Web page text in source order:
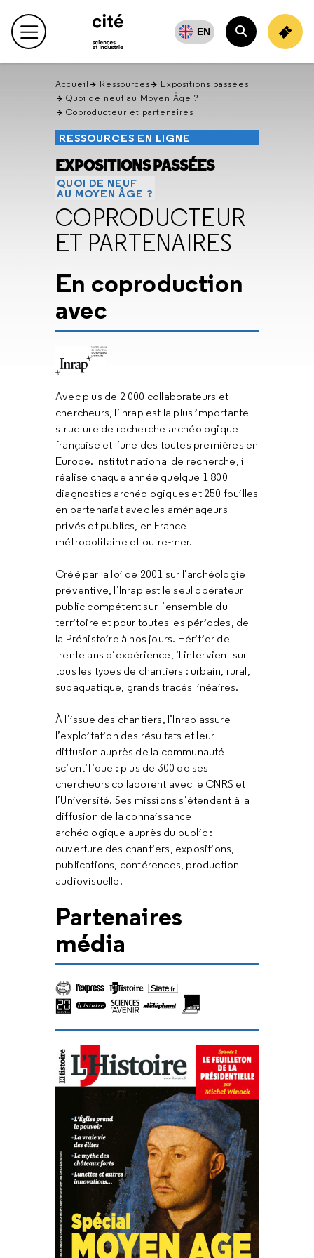
en
haut Menu principal EN
Rechercher
Accueil Ressources
Expositions passées
Quoi de neuf au Moyen Âge ?
Coproducteur et partenaires
RESSOURCES EN LIGNE
EXPOSITIONS PASSÉES
QUOI DE NEUF
AU MOYEN ÂGE ?
COPRODUCTEUR
ET PARTENAIRES
En coproduction
avec
Avec plus de 2 000 collaborateurs et
chercheurs, l’Inrap est la plus importante
structure de recherche archéologique
française et l’une des toutes premières en
Europe. Institut national de recherche, il
réalise chaque année quelque 1 800
diagnostics archéologiques et 250 fouilles
en partenariat avec les aménageurs
privés et publics, en France
métropolitaine et outre-mer.
Créé par la loi de 2001 sur l’archéologie
préventive, l’Inrap est le seul opérateur
public compétent sur l’ensemble du
territoire et pour toutes les périodes, de
la Préhistoire à nos jours. Héritier de
trente ans d’expérience, il intervient sur
tous les types de chantiers : urbain, rural,
subaquatique, grands tracés linéaires.
À l’issue des chantiers, l’Inrap assure
l’exploitation des résultats et leur
diffusion auprès de la communauté
scientifique : plus de 300 de ses
chercheurs collaborent avec le CNRS et
l’Université. Ses missions s’étendent à la
diffusion de la connaissance
archéologique auprès du public :
ouverture des chantiers, expositions,
publications, conférences, production
audiovisuelle.
Partenaires
média